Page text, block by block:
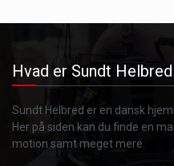
Hvad er Sundt Helbred
Sundt Helbred er en dansk
Her på siden kan du finde en
motion samt meget mere.